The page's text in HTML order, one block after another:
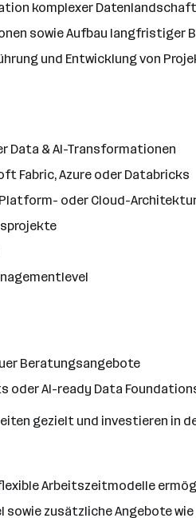
komplexer
sowie Aufbau langfristiger
und Entwicklung von
Data & AI-Transformationen
Fabric, Azure oder Databricks
oder Cloud-
Beratungsangebote
oder AI-ready Data
gezielt und investieren in
Arbeitszeitmodelle
zusätzliche Angebote wie